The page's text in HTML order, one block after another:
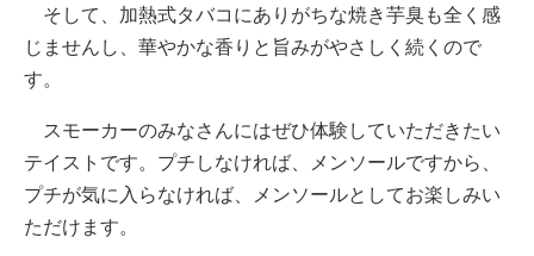
そして、加熱式タバコにありがちな焼き芋臭も全く感
じませんし、華やかな香りと旨みがやさしく続くので
す。
スモーカーのみなさんにはぜひ体験していただきたい
テイストです。プチしなければ、メンソールですから、
プチが気に入らなければ、メンソールとしてお楽しみい
ただけます。